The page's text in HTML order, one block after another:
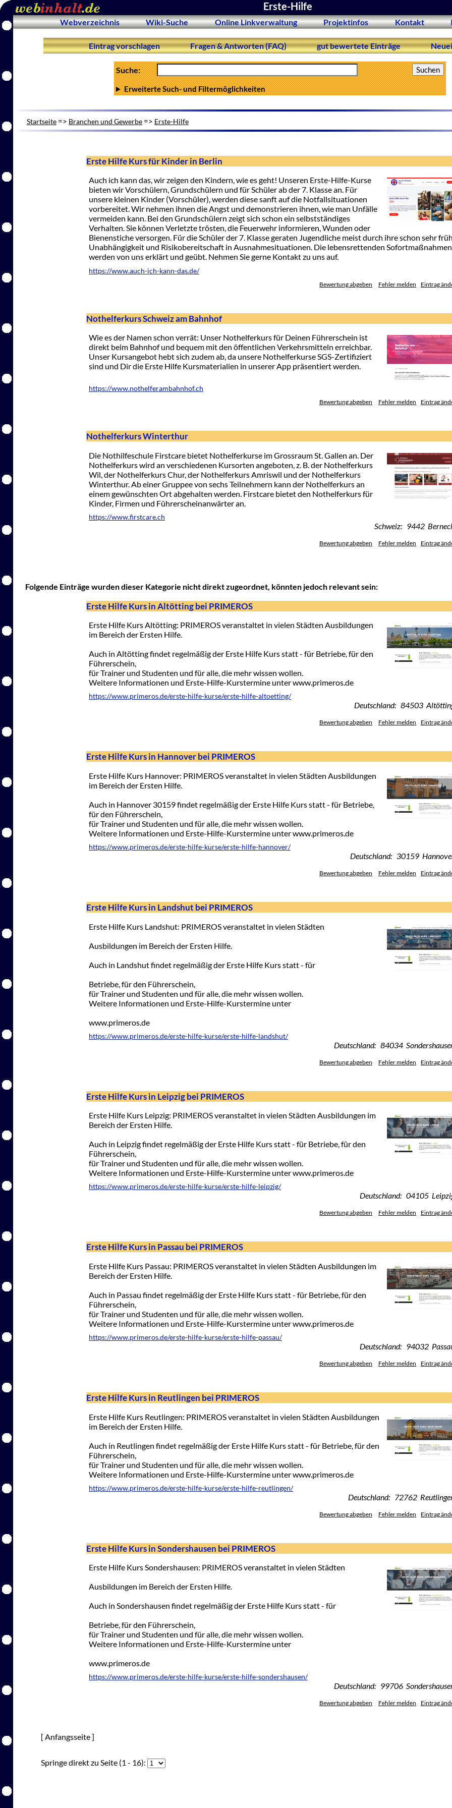
Erste-Hilfe
Webverzeichnis Wiki-Suche Online Linkverwaltung Projektinfos Kontakt
Eintrag vorschlagen Fragen & Antworten (FAQ) gut bewertete Einträge
Suche:
Erweiterte Such- und Filtermöglichkeiten
Startseite => Branchen und Gewerbe => Erste-Hilfe
Erste Hilfe Kurs für Kinder in Berlin
Auch ich kann das, wir zeigen den Kindern, wie es geht! Unseren Erste-Hilfe-Kurse
bieten wir Vorschülern, Grundschülern und für Schüler ab der 7. Klasse an. Für
unsere kleinen Kinder (Vorschüler), werden diese sanft auf die Notfallsituationen
vorbereitet. Wir nehmen ihnen die Angst und demonstrieren ihnen, wie man Unfälle
vermeiden kann. Bei den Grundschülern zeigt sich schon ein selbstständiges
Verhalten. Sie können Verletzte trösten, die Feuerwehr informieren, Wunden oder
Bienenstiche versorgen. Für die Schüler der 7. Klasse geraten Jugendliche meist durch ihre schon sehr
Unabhängigkeit und Risikobereitschaft in Ausnahmesituationen. Die lebensrettenden Sofortmaßnahmen
werden von uns erklärt und geübt. Nehmen Sie gerne Kontakt zu uns auf.
https://www.auch-ich-kann-das.de/
Bewertung abgeben Fehler melden Eintrag
Nothelferkurs Schweiz am Bahnhof
Wie es der Namen schon verrät: Unser Nothelferkurs für Deinen Führerschein ist
direkt beim Bahnhof und bequem mit den öffentlichen Verkehrsmitteln erreichbar.
Unser Kursangebot hebt sich zudem ab, da unsere Nothelferkurse SGS-Zertifiziert
sind und Dir die Erste Hilfe Kursmaterialien in unserer App präsentiert werden.
https://www.nothelferambahnhof.ch
Bewertung abgeben Fehler melden Eintrag
Nothelferkurs Winterthur
Die Nothilfeschule Firstcare bietet Nothelferkurse im Grossraum St. Gallen an. Der
Nothelferkurs wird an verschiedenen Kursorten angeboten, z. B. der Nothelferkurs
Wil, der Nothelferkurs Chur, der Nothelferkurs Amriswil und der Nothelferkurs
Winterthur. Ab einer Gruppee von sechs Teilnehmern kann der Nothelferkurs an
einem gewünschten Ort abgehalten werden. Firstcare bietet den Nothelferkurs für
Kinder, Firmen und Führerscheinanwärter an.
https://www.firstcare.ch
Schweiz: 9442
Bewertung abgeben Fehler melden Eintrag
Folgende Einträge wurden dieser Kategorie nicht direkt zugeordnet, könnten jedoch relevant sein:
Erste Hilfe Kurs in Altötting bei PRIMEROS
Erste Hilfe Kurs Altötting: PRIMEROS veranstaltet in vielen Städten Ausbildungen
im Bereich der Ersten Hilfe.
Auch in Altötting findet regelmäßig der Erste Hilfe Kurs statt - für Betriebe, für den
Führerschein,
für Trainer und Studenten und für alle, die mehr wissen wollen.
Weitere Informationen und Erste-Hilfe-Kurstermine unter www.primeros.de
https://www.primeros.de/erste-hilfe-kurse/erste-hilfe-altoetting/
Deutschland: 84503
Bewertung abgeben Fehler melden Eintrag
Erste Hilfe Kurs in Hannover bei PRIMEROS
Erste Hilfe Kurs Hannover: PRIMEROS veranstaltet in vielen Städten Ausbildungen
im Bereich der Ersten Hilfe.
Auch in Hannover 30159 findet regelmäßig der Erste Hilfe Kurs statt - für Betriebe,
für den Führerschein,
für Trainer und Studenten und für alle, die mehr wissen wollen.
Weitere Informationen und Erste-Hilfe-Kurstermine unter www.primeros.de
https://www.primeros.de/erste-hilfe-kurse/erste-hilfe-hannover/
Deutschland: 30159
Bewertung abgeben Fehler melden Eintrag
Erste Hilfe Kurs in Landshut bei PRIMEROS
Erste Hilfe Kurs Landshut: PRIMEROS veranstaltet in vielen Städten
Ausbildungen im Bereich der Ersten Hilfe.
Auch in Landshut findet regelmäßig der Erste Hilfe Kurs statt - für
Betriebe, für den Führerschein,
für Trainer und Studenten und für alle, die mehr wissen wollen.
Weitere Informationen und Erste-Hilfe-Kurstermine unter
www.primeros.de
https://www.primeros.de/erste-hilfe-kurse/erste-hilfe-landshut/
Deutschland: 84034
Bewertung abgeben Fehler melden Eintrag
Erste Hilfe Kurs in Leipzig bei PRIMEROS
Erste Hilfe Kurs Leipzig: PRIMEROS veranstaltet in vielen Städten Ausbildungen im
Bereich der Ersten Hilfe.
Auch in Leipzig findet regelmäßig der Erste Hilfe Kurs statt - für Betriebe, für den
Führerschein,
für Trainer und Studenten und für alle, die mehr wissen wollen.
Weitere Informationen und Erste-Hilfe-Kurstermine unter www.primeros.de
https://www.primeros.de/erste-hilfe-kurse/erste-hilfe-leipzig/
Deutschland: 04105
Bewertung abgeben Fehler melden Eintrag
Erste Hilfe Kurs in Passau bei PRIMEROS
Erste Hilfe Kurs Passau: PRIMEROS veranstaltet in vielen Städten Ausbildungen im
Bereich der Ersten Hilfe.
Auch in Passau findet regelmäßig der Erste Hilfe Kurs statt - für Betriebe, für den
Führerschein,
für Trainer und Studenten und für alle, die mehr wissen wollen.
Weitere Informationen und Erste-Hilfe-Kurstermine unter www.primeros.de
https://www.primeros.de/erste-hilfe-kurse/erste-hilfe-passau/
Deutschland: 94032
Bewertung abgeben Fehler melden Eintrag
Erste Hilfe Kurs in Reutlingen bei PRIMEROS
Erste Hilfe Kurs Reutlingen: PRIMEROS veranstaltet in vielen Städten Ausbildungen
im Bereich der Ersten Hilfe.
Auch in Reutlingen findet regelmäßig der Erste Hilfe Kurs statt - für Betriebe, für den
Führerschein,
für Trainer und Studenten und für alle, die mehr wissen wollen.
Weitere Informationen und Erste-Hilfe-Kurstermine unter www.primeros.de
https://www.primeros.de/erste-hilfe-kurse/erste-hilfe-reutlingen/
Deutschland: 72762
Bewertung abgeben Fehler melden Eintrag
Erste Hilfe Kurs in Sondershausen bei PRIMEROS
Erste Hilfe Kurs Sondershausen: PRIMEROS veranstaltet in vielen Städten
Ausbildungen im Bereich der Ersten Hilfe.
Auch in Sondershausen findet regelmäßig der Erste Hilfe Kurs statt - für
Betriebe, für den Führerschein,
für Trainer und Studenten und für alle, die mehr wissen wollen.
Weitere Informationen und Erste-Hilfe-Kurstermine unter
www.primeros.de
https://www.primeros.de/erste-hilfe-kurse/erste-hilfe-sondershausen/
Deutschland: 99706
Bewertung abgeben Fehler melden Eintrag
[ Anfangsseite ]
Springe direkt zu Seite (1 - 16):